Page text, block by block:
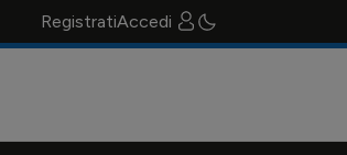
RegistratiAccedi